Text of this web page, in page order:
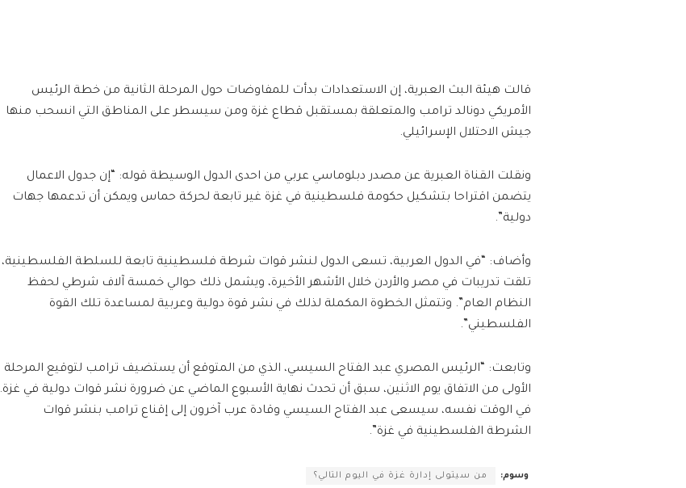
قالت هيئة البث العبرية، إن الاستعدادات بدأت للمفاوضات حول المرحلة الثانية من خطة الرئيس
الأمريكي دونالد ترامب والمتعلقة بمستقبل قطاع غزة ومن سيسطر على المناطق التي انسحب منها
جيش الاحتلال الإسرائيلي.
ونقلت القناة العبرية عن مصدر دبلوماسي عربي من احدى الدول الوسيطة قوله: “إن جدول الاعمال
يتضمن اقتراحا بتشكيل حكومة فلسطينية في غزة غير تابعة لحركة حماس ويمكن أن تدعمها جهات
دولية”.
وأضاف: “في الدول العربية، تسعى الدول لنشر قوات شرطة فلسطينية تابعة للسلطة الفلسطينية،
تلقت تدريبات في مصر والأردن خلال الأشهر الأخيرة، ويشمل ذلك حوالي خمسة آلاف شرطي لحفظ
النظام العام”. وتتمثل الخطوة المكملة لذلك في نشر قوة دولية وعربية لمساعدة تلك القوة
الفلسطيني”.
وتابعت: “الرئيس المصري عبد الفتاح السيسي، الذي من المتوقع أن يستضيف ترامب لتوقيع المرحلة
الأولى من الاتفاق يوم الاثنين، سبق أن تحدث نهاية الأسبوع الماضي عن ضرورة نشر قوات دولية في غزة.
في الوقت نفسه، سيسعى عبد الفتاح السيسي وقادة عرب آخرون إلى إقناع ترامب بنشر قوات
الشرطة الفلسطينية في غزة”.
وسوم: من سيتولى إدارة غزة في اليوم التالي؟